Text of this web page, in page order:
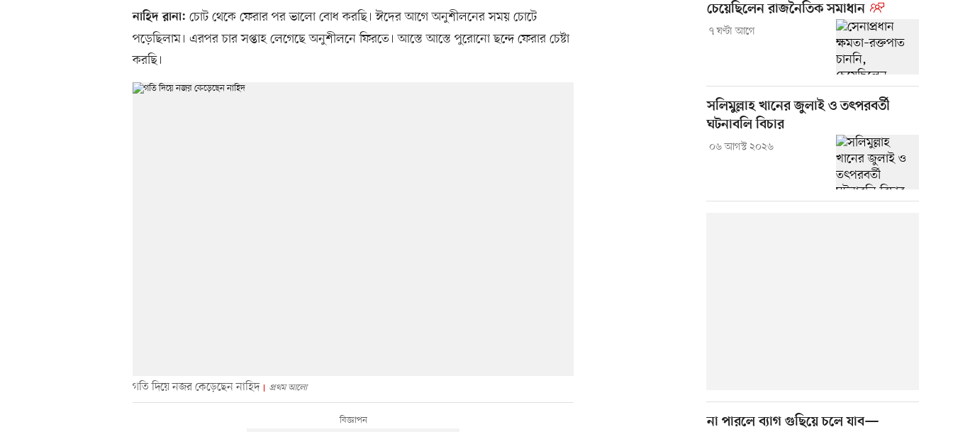
নাহিদ রানা: চোট থেকে ফেরার পর ভালো বোধ করছি। ঈদের আগে অনুশীলনের সময় চোটে
পড়েছিলাম। এরপর চার সপ্তাহ লেগেছে অনুশীলনে ফিরতে। আস্তে আস্তে পুরোনো ছন্দে ফেরার চেষ্টা
করছি।
গতি দিয়ে নজর কেড়েছেন নাহিদ প্রথম আলো
চেয়েছিলেন রাজনৈতিক সমাধান
৭ ঘণ্টা আগে
সলিমুল্লাহ খানের জুলাই ও তৎপরবর্তী
ঘটনাবলি বিচার
০৬ আগস্ট ২০২৬
না পারলে ব্যাগ গুছিয়ে চলে যাব—